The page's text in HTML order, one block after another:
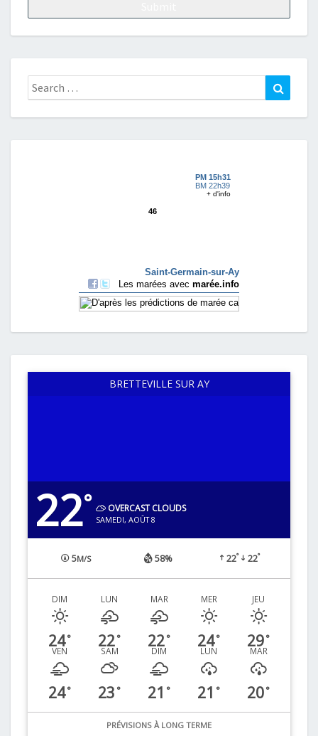
Search
for:
BRETTEVILLE SUR AY
22° OVERCAST CLOUDS
SAMEDI, AOÛT 8
5M/S 58% 22° 22°
DIM
24°
LUN
22°
MAR
22°
MER
24°
JEU
29°
VEN
24°
SAM
23 °
DIM
21 °
LUN
21 °
MAR
20°
PRÉVISIONS À LONG TERME